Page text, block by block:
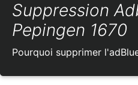
Suppression
Pepingen 1670
Pourquoi supprimer